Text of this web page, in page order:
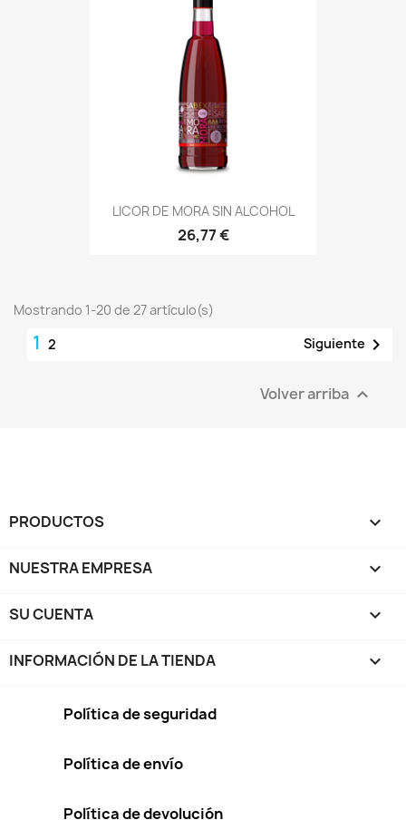
LICOR DE MORA SIN ALCOHOL
26,77 €
Mostrando 1-20 de 27 artículo(s)
1 2 Siguiente 
Volver arriba 
PRODUCTOS 
NUESTRA EMPRESA 
SU CUENTA 
INFORMACIÓN DE LA TIENDA keyboard_arrow_down
Política de seguridad
Política de envío
Política de devolución